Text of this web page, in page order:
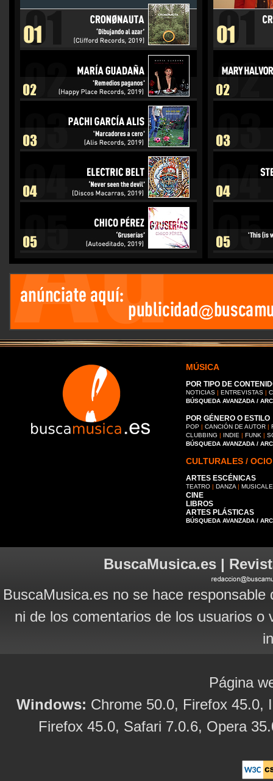
MÚSICA
POR TIPO DE
NOTICIAS | ENTREVISTAS |
BÚSQUEDA AVANZADA /
POR GÉNERO O ESTILO
POP | CANCIÓN DE AUTOR |
CLUBBING | INDIE | FUNK |
BÚSQUEDA AVANZADA /
CULTURALES / OCIO
ARTES ESCÉNICAS
TEATRO | DANZA |
CINE
LIBROS
ARTES PLÁSTICAS
BÚSQUEDA AVANZADA /
BuscaMusica.es |
BuscaMusica.es no se hace
ni de los comentarios de los usuarios
Página
Windows: Chrome 50.0, Firefox 45.0,
Firefox 45.0, Safari 7.0.6, Opera